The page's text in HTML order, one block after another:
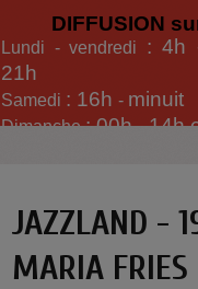
DIFFUSION
Lundi - vendredi : 4h
21h
Samedi : 16h - minuit
Dimanche: 00h -14h
JAZZLAND -
MARIA FRIES